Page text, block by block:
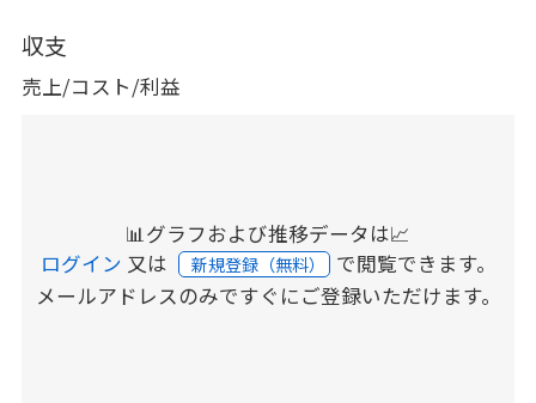
収支
売上/コスト/利益
📊グラフおよび推移データは📈
ログイン 又は 新規登録（無料） で閲覧できます。
メールアドレスのみですぐにご登録いただけます。